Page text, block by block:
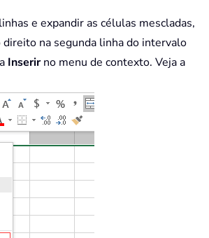
e expandir as células mescladas,
na segunda linha do intervalo
Inserirno menu de contexto. Veja a